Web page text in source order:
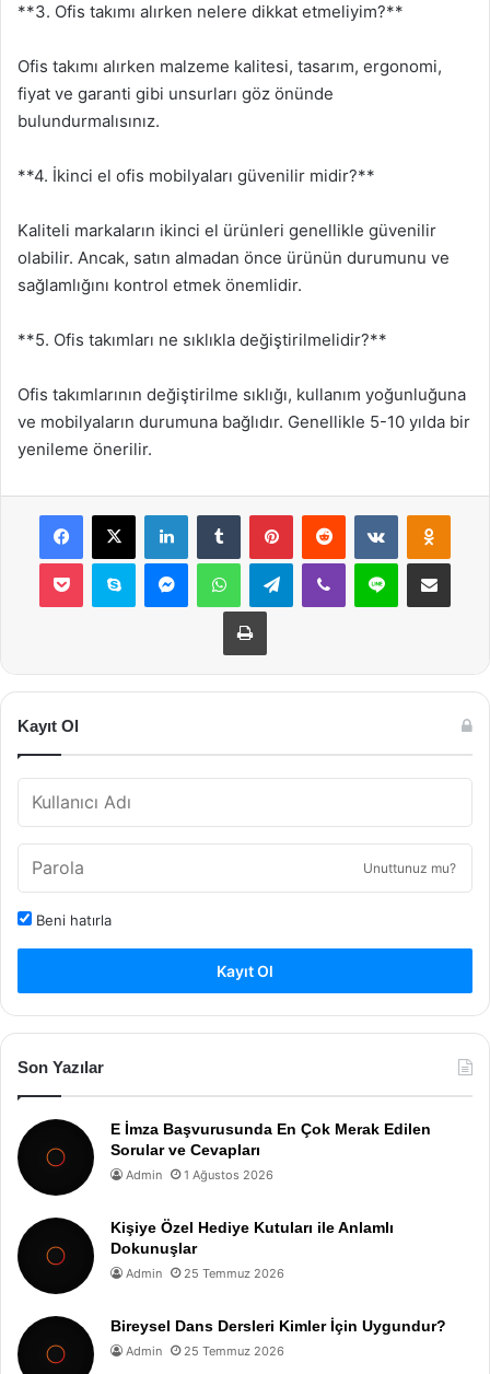
**3. Ofis takımı alırken nelere dikkat etmeliyim?**
Ofis takımı alırken malzeme kalitesi, tasarım, ergonomi,
fiyat ve garanti gibi unsurları göz önünde
bulundurmalısınız.
**4. İkinci el ofis mobilyaları güvenilir midir?**
Kaliteli markaların ikinci el ürünleri genellikle güvenilir
olabilir. Ancak, satın almadan önce ürünün durumunu ve
sağlamlığını kontrol etmek önemlidir.
**5. Ofis takımları ne sıklıkla değiştirilmelidir?**
Ofis takımlarının değiştirilme sıklığı, kullanım yoğunluğuna
ve mobilyaların durumuna bağlıdır. Genellikle 5-10 yılda bir
yenileme önerilir.
Facebook
X LinkedInTumblr PinterestReddit VKontakte
Pocket Skype MessengerWhatsAppTelegramViber Line E-Posta ile
Yazdır
Kayıt Ol
Unuttunuz mu?
Beni hatırla
Kayıt Ol
Son Yazılar
E İmza Başvurusunda En Çok Merak Edilen
Sorular ve Cevapları
Admin 1 Ağustos 2026
Kişiye Özel Hediye Kutuları ile Anlamlı
Dokunuşlar
Admin 25 Temmuz 2026
Bireysel Dans Dersleri Kimler İçin Uygundur?
Admin 25 Temmuz 2026